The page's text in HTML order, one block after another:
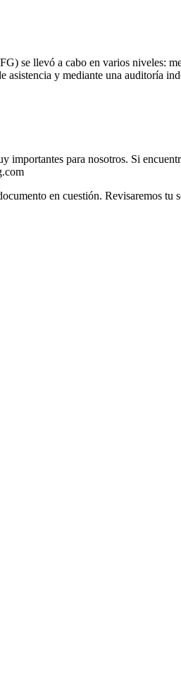
se llevó a cabo en varios niveles:
y mediante una auditoría
para nosotros. Si
en cuestión. Revisaremos